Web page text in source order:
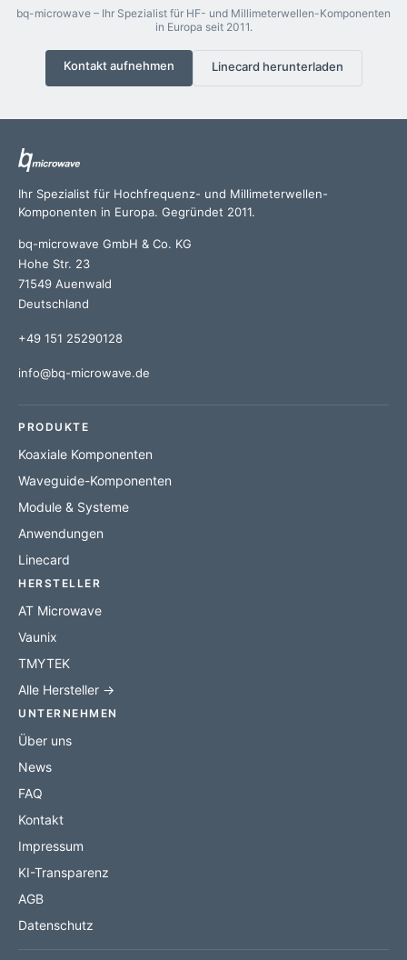
bq-microwave – Ihr Spezialist für HF- und Millimeterwellen-Komponenten
in Europa seit 2011.
Kontakt aufnehmen Linecard herunterladen
Ihr Spezialist für Hochfrequenz- und Millimeterwellen-
Komponenten in Europa. Gegründet 2011.
bq-microwave GmbH & Co. KG
Hohe Str. 23
71549 Auenwald
Deutschland
+49 151 25290128
info@bq-microwave.de
PRODUKTE
Koaxiale Komponenten
Waveguide-Komponenten
Module & Systeme
Anwendungen
Linecard
HERSTELLER
AT Microwave
Vaunix
TMYTEK
Alle Hersteller →
UNTERNEHMEN
Über uns
News
FAQ
Kontakt
Impressum
KI-Transparenz
AGB
Datenschutz